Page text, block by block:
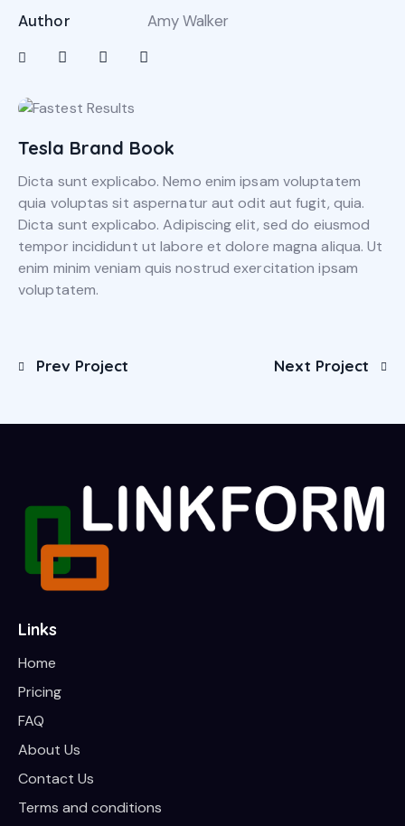
Tesla Brand Book
Dicta sunt explicabo. Nemo enim ipsam voluptatem
quia voluptas sit aspernatur aut odit aut fugit, quia.
Dicta sunt explicabo. Adipiscing elit, sed do eiusmod
tempor incididunt ut labore et dolore magna aliqua. Ut
enim minim veniam quis nostrud exercitation ipsam
voluptatem.
Author
Amy Walker
Prev Project Next Project
Links
Home
Pricing
FAQ
About Us
Contact Us
Terms and conditions